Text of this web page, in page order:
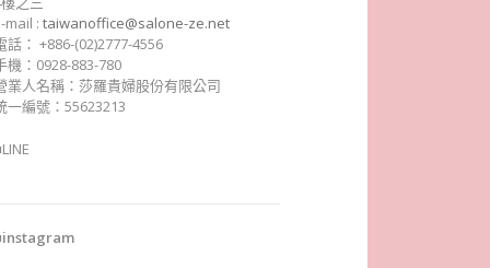
mail : taiwanoffice@salone-ze.net
話： +886-(02)2777-4556
機：0928-883-780
業人名稱：莎羅貴婦股份有限公司
一編號：55623213